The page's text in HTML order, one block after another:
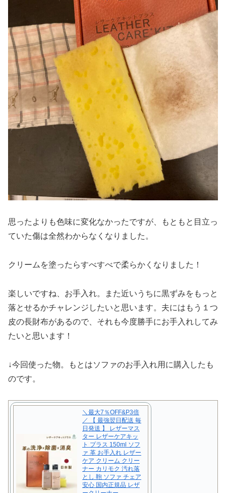
思ったよりも色味に変化なかったですが、もともと目立っ
ていた傷は全然わからなくなりました。
クリームを塗ったらすべすべで柔らかくなりました！
楽しいですね、お手入れ。また近いうちに黒ずみをもっと
落とせるかチャレンジしたいと思います。夫にはもう１つ
皮の長財布があるので、それも今度勝手にお手入れしてみ
たいと思います！
↓今回使った物。もとはソファのお手入れ用に購入したも
のです。
＼最大7％OFF&P3倍
／ 【 最強翌日配送 毎
日発送 】 レザーマス
ター レザーケアキッ
ト プラス 150ml ソフ
ァ 革 お手入れ レザー
ケア クリーム クリー
ナー カリモク 汚れ落
とし 鞄 ソファ チェア
安心 国内正規品 レザ